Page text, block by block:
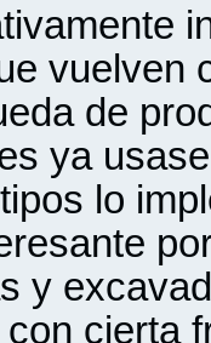
vuelven
de
ya
lo
y
cierta